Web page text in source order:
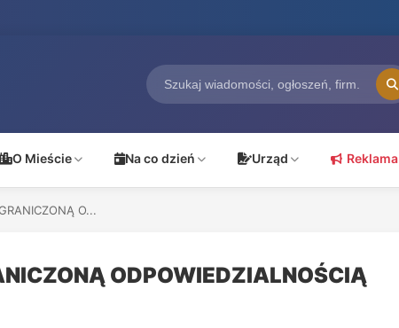
O Mieście Na co dzień Urząd Reklama
O...
ODPOWIEDZIALNOŚCIĄ